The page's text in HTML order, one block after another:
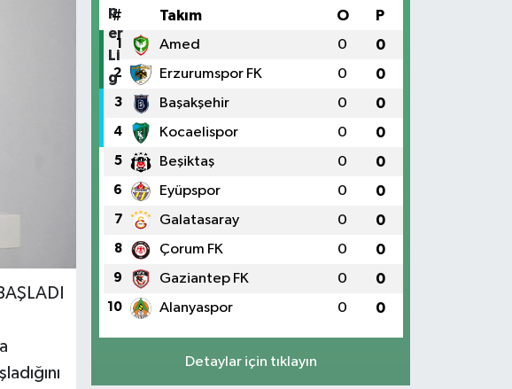
# Takım O P
1 Amed 0 0
2 Erzurumspor FK 0 0
3 Başakşehir 0 0
4 Kocaelispor 0 0
5 Beşiktaş 0 0
6 Eyüpspor 0 0
7 Galatasaray 0 0
8 Çorum FK 0 0
9 Gaziantep FK 0 0
10 Alanyaspor 0 0
Detaylar için tıklayın